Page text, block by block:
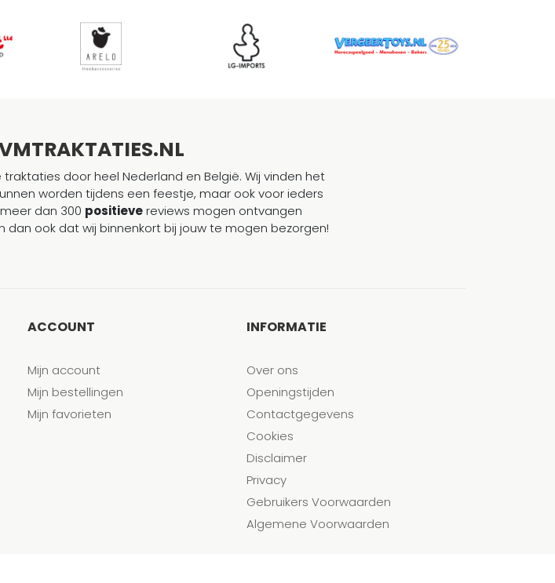
traktaties door heel Nederland en België. Wij vinden het
worden tijdens een feestje, maar ook voor ieders
dan 300 positievereviews mogen ontvangen
ook dat wij binnenkort bij jouw te mogen bezorgen!
ACCOUNT
Mijn account
Mijn bestellingen
Mijn favorieten
INFORMATIE
Over ons
Openingstijden
Contactgegevens
Cookies
Disclaimer
Privacy
Gebruikers Voorwaarden
Algemene Voorwaarden